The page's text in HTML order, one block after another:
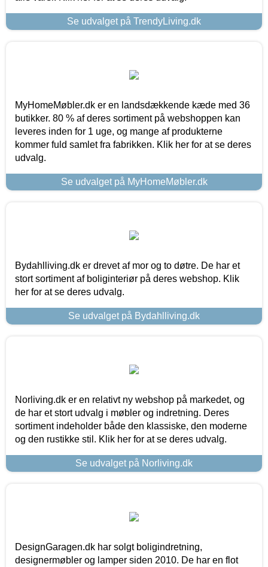
Se udvalget på TrendyLiving.dk
MyHomeMøbler.dk er en landsdækkende kæde med 36
butikker. 80 % af deres sortiment på webshoppen kan
leveres inden for 1 uge, og mange af produkterne
kommer fuld samlet fra fabrikken. Klik her for at se deres
udvalg.
Se udvalget på MyHomeMøbler.dk
Bydahlliving.dk er drevet af mor og to døtre. De har et
stort sortiment af boliginteriør på deres webshop. Klik
her for at se deres udvalg.
Se udvalget på Bydahlliving.dk
Norliving.dk er en relativt ny webshop på markedet, og
de har et stort udvalg i møbler og indretning. Deres
sortiment indeholder både den klassiske, den moderne
og den rustikke stil. Klik her for at se deres udvalg.
Se udvalget på Norliving.dk
DesignGaragen.dk har solgt boligindretning,
designermøbler og lamper siden 2010. De har en flot